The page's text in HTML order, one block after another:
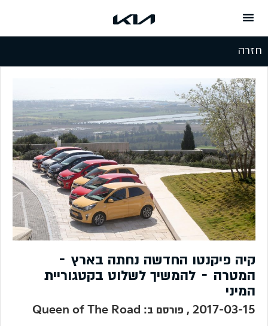
חזרה
קיה פיקנטו החדשה נחתה בארץ –
המטרה – להמשיך לשלוט בקטגוריית
המיני
2017-03-15 , פורסם ב: Queen of The Road